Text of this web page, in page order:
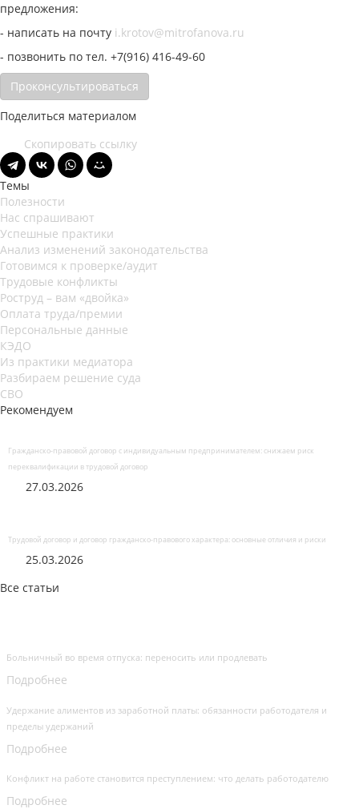
предложения:
- написать на почту i.krotov@mitrofanova.ru
- позвонить по тел. +7(916) 416-49-60
Проконсультироваться
Поделиться материалом
Скопировать ссылку
Темы
Полезности
Нас спрашивают
Успешные практики
Анализ изменений законодательства
Готовимся к проверке/аудит
Трудовые конфликты
Роструд – вам «двойка»
Оплата труда/премии
Персональные данные
КЭДО
Из практики медиатора
Разбираем решение суда
СВО
Рекомендуем
Гражданско-правовой договор с индивидуальным предпринимателем: снижаем риск
переквалификации в трудовой договор
27.03.2026
Трудовой договор и договор гражданско-правового характера: основные отличия и риски
25.03.2026
Все статьи
Больничный во время отпуска: переносить или продлевать
Подробнее
Удержание алиментов из заработной платы: обязанности работодателя и
пределы удержаний
Подробнее
Конфликт на работе становится преступлением: что делать работодателю
Подробнее